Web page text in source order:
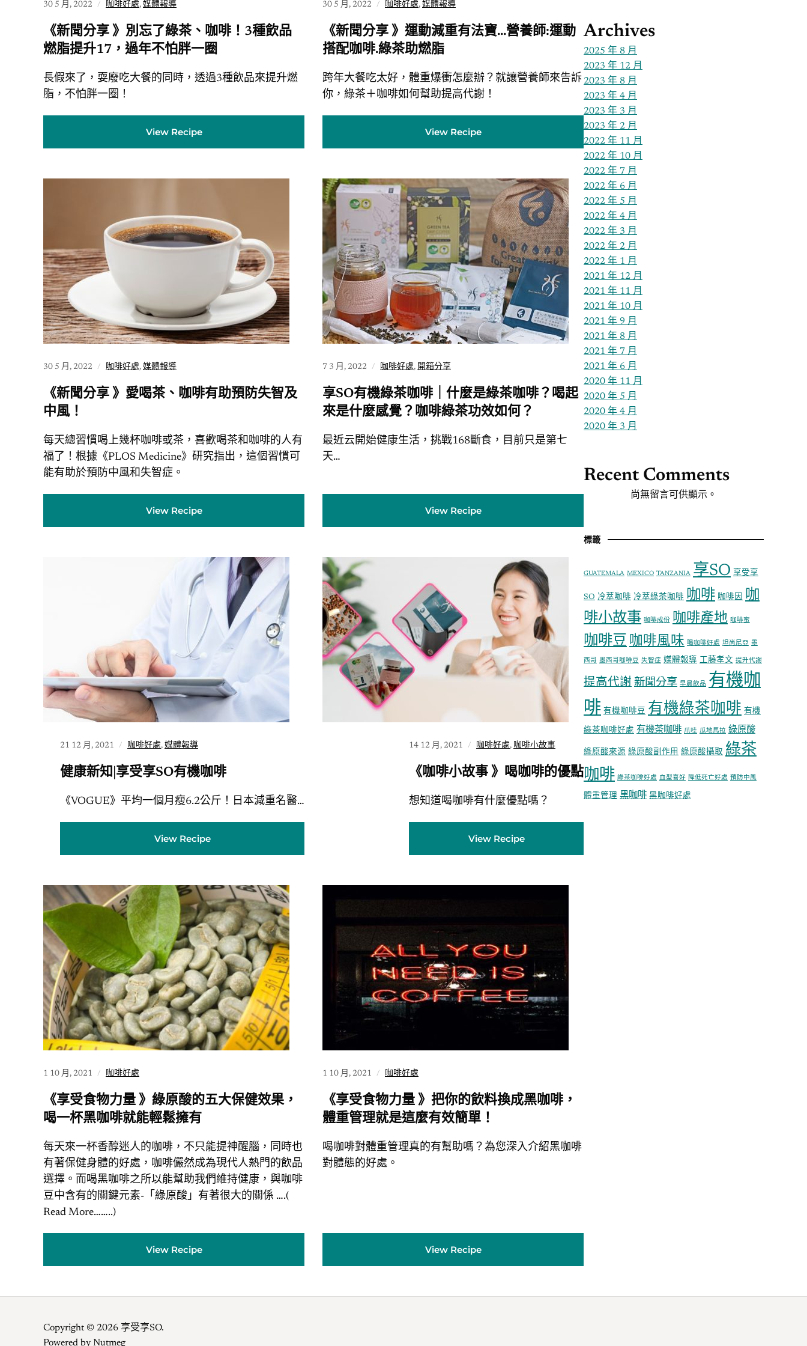
30 5 月, 2022 咖啡好處, 媒體報導
《新聞分享 》別忘了綠茶、咖啡！3種飲品
燃脂提升17，過年不怕胖一圈
長假來了，耍廢吃大餐的同時，透過3種飲品來提升燃
脂，不怕胖一圈！
View Recipe
30 5 月, 2022 咖啡好處, 媒體報導
《新聞分享 》運動減重有法寶…營養師:運動
搭配咖啡.綠茶助燃脂
跨年大餐吃太好，體重爆衝怎麼辦？就讓營養師來告訴
你，綠茶＋咖啡如何幫助提高代謝！
View Recipe
30 5 月, 2022 咖啡好處, 媒體報導
《新聞分享 》愛喝茶、咖啡有助預防失智及
中風！
每天總習慣喝上幾杯咖啡或茶，喜歡喝茶和咖啡的人有
福了！根據《PLOS Medicine》研究指出，這個習慣可
能有助於預防中風和失智症。
View Recipe
7 3 月, 2022 咖啡好處, 開箱分享
享SO有機綠茶咖啡｜什麼是綠茶咖啡？喝起
來是什麼感覺？咖啡綠茶功效如何？
最近云開始健康生活，挑戰168斷食，目前只是第七
天…
View Recipe
21 12 月, 2021 咖啡好處, 媒體報導
健康新知|享受享SO有機咖啡
《VOGUE》平均一個月瘦6.2公斤！日本減重名醫…
View Recipe
14 12 月, 2021 咖啡好處, 咖啡小故事
《咖啡小故事 》喝咖啡的優點
想知道喝咖啡有什麼優點嗎？
View Recipe
1 10 月, 2021 咖啡好處
《享受食物力量 》綠原酸的五大保健效果，
喝一杯黑咖啡就能輕鬆擁有
每天來一杯香醇迷人的咖啡，不只能提神醒腦，同時也
有著保健身體的好處，咖啡儼然成為現代人熱門的飲品
選擇。而喝黑咖啡之所以能幫助我們維持健康，與咖啡
豆中含有的關鍵元素-「綠原酸」有著很大的關係 ….(
Read More……..)
View Recipe
1 10 月, 2021 咖啡好處
《享受食物力量 》把你的飲料換成黑咖啡，
體重管理就是這麼有效簡單！
喝咖啡對體重管理真的有幫助嗎？為您深入介紹黑咖啡
對體態的好處。
View Recipe
Archives
2025 年 8 月
2023 年 12 月
2023 年 8 月
2023 年 4 月
2023 年 3 月
2023 年 2 月
2022 年 11 月
2022 年 10 月
2022 年 7 月
2022 年 6 月
2022 年 5 月
2022 年 4 月
2022 年 3 月
2022 年 2 月
2022 年 1 月
2021 年 12 月
2021 年 11 月
2021 年 10 月
2021 年 9 月
2021 年 8 月
2021 年 7 月
2021 年 6 月
2020 年 11 月
2020 年 5 月
2020 年 4 月
2020 年 3 月
Recent Comments
尚無留言可供顯示。
標籤
GUATEMALA MEXICO TANZANIA 享SO 享受享
SO 冷萃咖啡 冷萃綠茶咖啡 咖啡 咖啡因 咖
啡小故事 咖啡成份 咖啡產地 咖啡蜜
咖啡豆 咖啡風味 喝咖啡好處 坦尚尼亞 墨
西哥 墨西哥咖啡豆 失智症 媒體報導 工藤孝文 提升代謝
提高代謝 新聞分享 早晨飲品 有機咖
啡 有機咖啡豆 有機綠茶咖啡 有機
綠茶咖啡好處 有機茶咖啡 爪哇 瓜地馬拉 綠原酸
綠原酸來源 綠原酸副作用 綠原酸攝取 綠茶
咖啡 綠茶咖啡好處 血型喜好 降低死亡好處 預防中風
體重管理 黑咖啡 黑咖啡好處
Copyright © 2026 享受享SO.
Powered by Nutmeg